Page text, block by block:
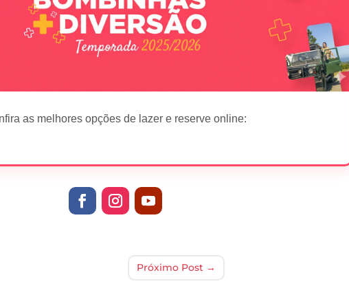
as melhores opções de lazer e reserve online:
Próximo Post →